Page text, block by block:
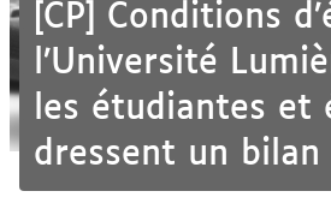
[CP] Conditions
l’Université
les étudiantes et
dressent un